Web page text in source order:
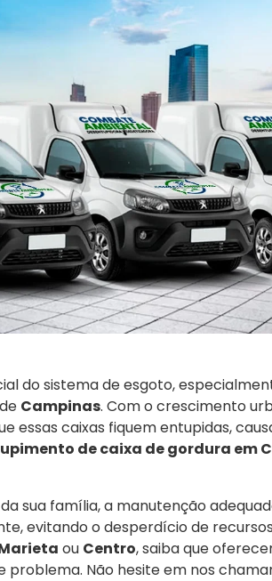
do sistema de esgoto,
Campinas. Com o crescimento
essas caixas fiquem entupidas,
de caixa de gordura em
sua família, a manutenção
evitando o desperdício de
ou Centro, saiba que
problema. Não hesite em nos